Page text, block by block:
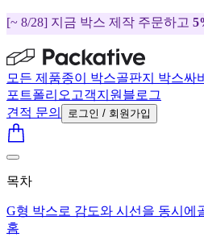
[~ 8/28] 지금 박스 제작 주문하고
모든 제품종이 박스골판지 박스싸
포트폴리오 고객지원 블로그
견적 문의
로그인 / 회원가입
목차
G형 박스로 감도와 시선을 동시에
홈